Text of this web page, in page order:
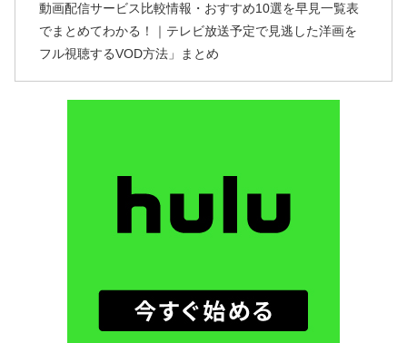
動画配信サービス比較情報・おすすめ10選を早見一覧表
でまとめてわかる！｜テレビ放送予定で見逃した洋画を
フル視聴するVOD方法」まとめ